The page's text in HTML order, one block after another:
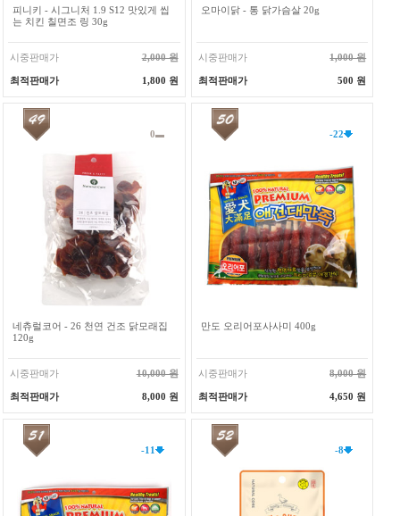
피니키 - 시그니처 1.9 S12 맛있게 씹
는 치킨 칠면조 링 30g
시중판매가 2,000 원
최적판매가 1,800 원
오마이닭 - 통 닭가슴살 20g
시중판매가 1,000 원
최적판매가 500 원
0
네츄럴코어 - 26 천연 건조 닭모래집
120g
시중판매가 10,000 원
최적판매가 8,000 원
-22
만도 오리어포사사미 400g
시중판매가 8,000 원
최적판매가 4,650 원
-11 -8